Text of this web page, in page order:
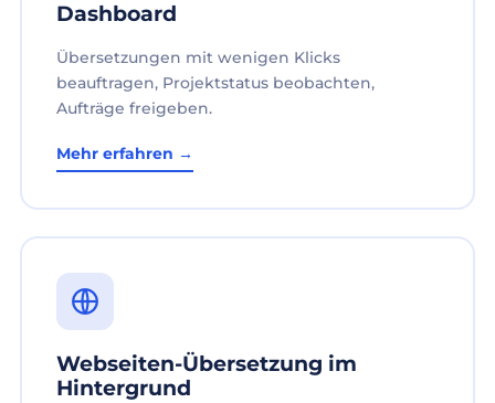
Dashboard
Übersetzungen mit wenigen Klicks
beauftragen, Projektstatus beobachten,
Aufträge freigeben.
Mehr erfahren →
Webseiten-Übersetzung im
Hintergrund